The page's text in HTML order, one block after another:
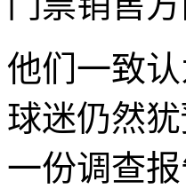
他们一致
球迷仍然
一份调查